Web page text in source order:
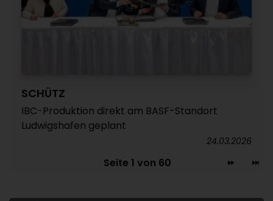
SCHÜTZ
IBC-Produktion direkt am BASF-Standort
Ludwigshafen geplant
24.03.2026
Seite 1 von 60